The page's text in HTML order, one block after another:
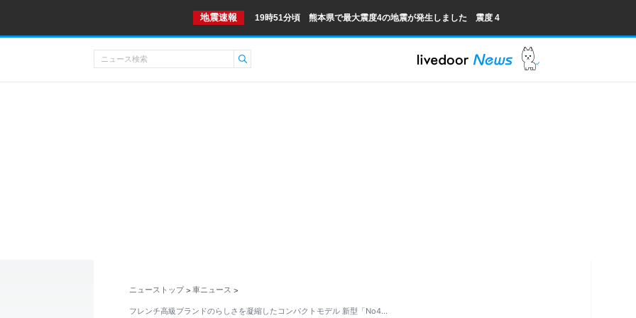
地震速報 19時51分頃 熊本県で最大震度4の地震が発生しました 震度 4
ニューストップ > 車ニュース >
フレンチ高級ブランドのらしさを凝縮したコンパクトモデル 新型「No4…